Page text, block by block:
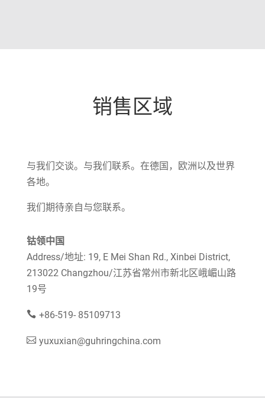
销售区域
与我们交谈。与我们联系。在德国，欧洲以及世界
各地。
我们期待亲自与您联系。
钴领中国
Address/地址: 19, E Mei Shan Rd., Xinbei District,
213022 Changzhou/江苏省常州市新北区峨嵋山路
19号
+86-519- 85109713
yuxuxian@guhringchina.com